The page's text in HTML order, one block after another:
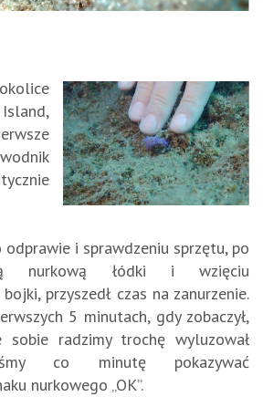
odprawie i sprawdzeniu sprzętu, po
nurkową łódki i wzięciu
przyszedł czas na zanurzenie.
5 minutach, gdy zobaczył,
sobie radzimy trochę wyluzował
co minutę pokazywać
nurkowego „OK”.